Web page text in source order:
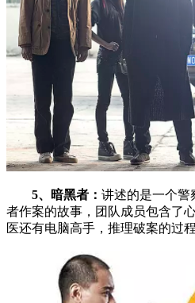
5、暗黑者： 讲述的是一个警
者作案的故事，团队成员包含了
医还有电脑高手，推理破案的过